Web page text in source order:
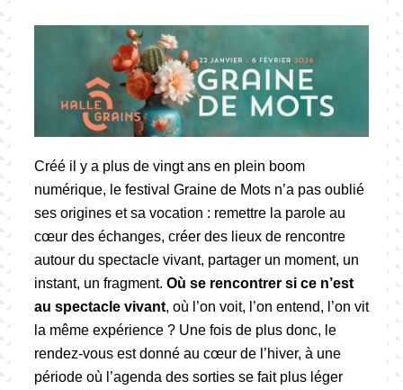
Créé il y a plus de vingt ans en plein boom
numérique, le festival Graine de Mots n’a pas oublié
ses origines et sa vocation : remettre la parole au
cœur des échanges, créer des lieux de rencontre
autour du spectacle vivant, partager un moment, un
instant, un fragment. Où se rencontrer si ce n’est
au spectacle vivant, où l’on voit, l’on entend, l’on vit
la même expérience ? Une fois de plus donc, le
rendez-vous est donné au cœur de l’hiver, à une
période où l’agenda des sorties se fait plus léger